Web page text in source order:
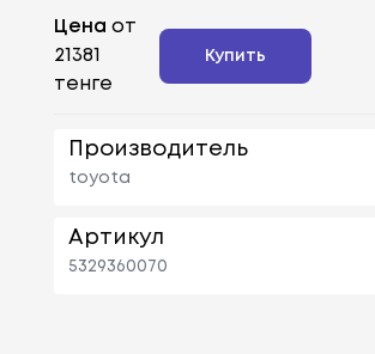
Цена от
21381
тенге
Купить
Производитель
toyota
Артикул
5329360070